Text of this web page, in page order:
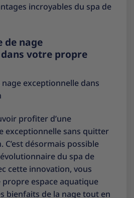
incroyables du spa de
de nage
votre propre
exceptionnelle dans
profiter d’une
exceptionnelle sans quitter
désormais possible
du spa de
cette innovation, vous
espace aquatique
bienfaits de la nage tout en